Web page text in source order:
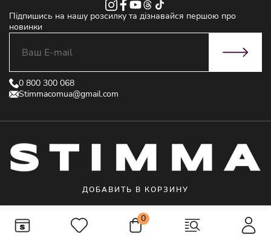
ДОБАВИТЬ В КОРЗИНУ
0
Підпишись на нашу розсилку та дізнавайся першою про
новинки
0 800 300 068
Stimmacomua@gmail.com
© 2021 STIMMA - Интернет магазин женской одежды от производителя